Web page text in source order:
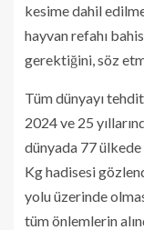
kesime dahil
hayvan refahı
gerektiğini, söz
Tüm dünyayı
2024 ve 25
dünyada 77
Kg hadisesi
yolu üzerinde
tüm önlemlerin